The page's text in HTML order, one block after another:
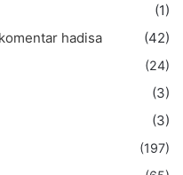
(1)
hadisa
(42)
(24)
(3)
(3)
(197)